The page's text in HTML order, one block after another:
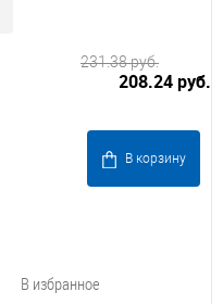
208.24 руб.
231.38 руб.
В корзину
В избранное